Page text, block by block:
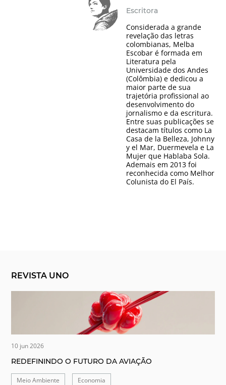
Escritora
Considerada a grande
revelação das letras
colombianas, Melba
Escobar é formada em
Literatura pela
Universidade dos Andes
(Colômbia) e dedicou a
maior parte de sua
trajetória profissional ao
desenvolvimento do
jornalismo e da escritura.
Entre suas publicações se
destacam títulos como La
Casa de la Belleza, Johnny
y el Mar, Duermevela e La
Mujer que Hablaba Sola.
Ademais em 2013 foi
reconhecida como Melhor
Colunista do El País.
REVISTA UNO
10 jun 2026
REDEFININDO O FUTURO DA AVIAÇÃO
Meio Ambiente Economia